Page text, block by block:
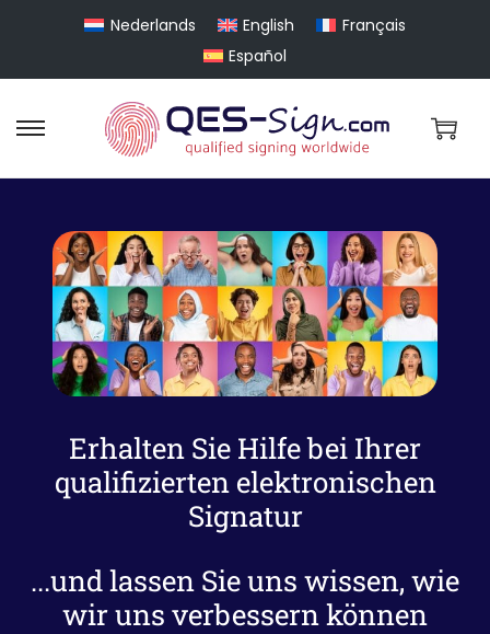
Nederlands English
Français
Español
Erhalten Sie Hilfe bei Ihrer
qualifizierten elektronischen
Signatur
...und lassen Sie uns wissen, wie
wir uns verbessern können